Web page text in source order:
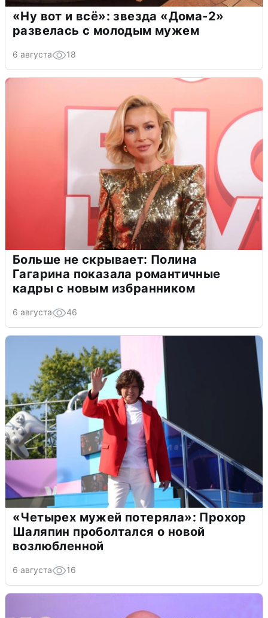
«Ну вот и всё»: звезда «Дома-2»
развелась с молодым мужем
6 августа 18
Больше не скрывает: Полина
Гагарина показала романтичные
кадры с новым избранником
6 августа 46
«Четырех мужей потеряла»: Прохор
Шаляпин проболтался о новой
возлюбленной
6 августа 16